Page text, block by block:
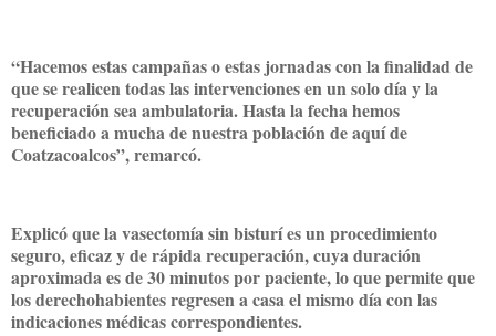
“Hacemos estas campañas o estas jornadas con la finalidad de
que se realicen todas las intervenciones en un solo día y la
recuperación sea ambulatoria. Hasta la fecha hemos
beneficiado a mucha de nuestra población de aquí de
Coatzacoalcos”, remarcó.
Explicó que la vasectomía sin bisturí es un procedimiento
seguro, eficaz y de rápida recuperación, cuya duración
aproximada es de 30 minutos por paciente, lo que permite que
los derechohabientes regresen a casa el mismo día con las
indicaciones médicas correspondientes.